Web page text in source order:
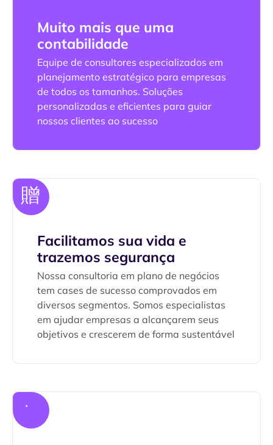
Muito mais que uma
contabilidade
Equipe de consultores especializados em
planejamento estratégico para empresas
de todos os tamanhos. Soluções
personalizadas e eficientes para guiar
nossos clientes ao sucesso
Facilitamos sua vida e
trazemos segurança
Nossa consultoria em plano de negócios
tem cases de sucesso comprovados em
diversos segmentos. Somos especialistas
em ajudar empresas a alcançarem seus
objetivos e crescerem de forma sustentável